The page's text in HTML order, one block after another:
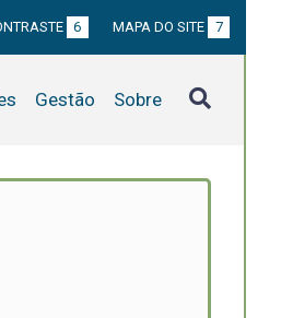
6 MAPA DO SITE 7
Gestão Sobre